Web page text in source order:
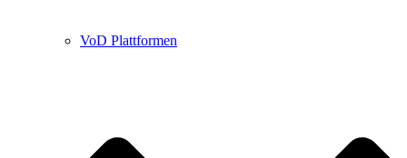
VoD Plattformen